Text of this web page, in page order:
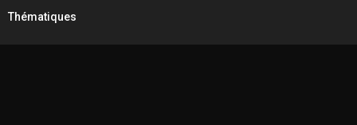
Thématiques